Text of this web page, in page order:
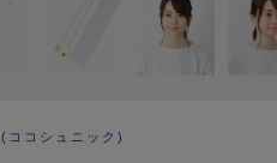
(ココシュニック)